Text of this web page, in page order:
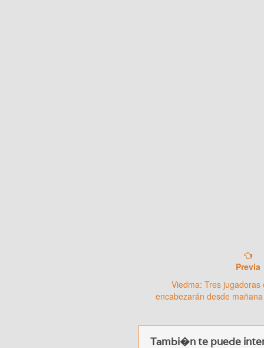
Previa
Viedma: Tres
encabezarán desde
Tambi�n te puede